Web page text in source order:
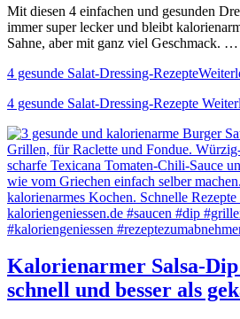
Mit diesen 4 einfachen und gesunden
immer super lecker und bleibt
Sahne, aber mit ganz viel Geschmack. …
4 gesunde Salat-Dressing-Rezepte
4 gesunde Salat-Dressing-Rezepte
Kalorienarmer Salsa-
schnell und besser als